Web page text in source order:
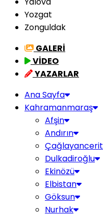
Yozgat
Zonguldak
GALERİ
VİDEO
YAZARLAR
Ana Sayfa
Kahramanmaraş
Afşin
Andırın
Çağlayancerit
Dulkadiroğlu
Ekinözü
Elbistan
Göksun
Nurhak